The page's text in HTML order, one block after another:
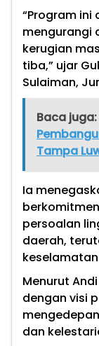
“Program
mengurangi
kerugian
tiba,” ujar
Sulaiman,
Baca juga:
Tampa
Ia
persoalan
daerah,
Menurut
dengan visi
dan